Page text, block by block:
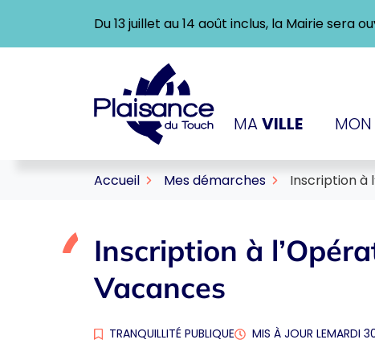
contenu
Du 13 juillet au 14 août inclus, la Mairie sera
Logo Ville de Plaisance-
MAVILLE MON
Accueil Mes démarches Inscription à
Inscription à
Vacances
TRANQUILLITÉ PUBLIQUE MIS À JOUR LEMARDI